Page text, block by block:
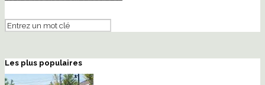
Les plus populaires